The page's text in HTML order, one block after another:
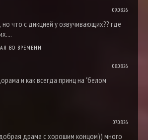
09.08.26
что с дикцией у озвучивающих?? где
ВО ВРЕМЕНИ
08.08.26
и как всегда принц на "белом
07.08.26
драма с хорошим концом)) много